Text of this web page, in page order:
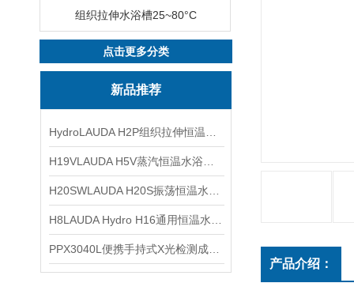
组织拉伸水浴槽25~80°C
点击更多分类
新品推荐
产品介绍：